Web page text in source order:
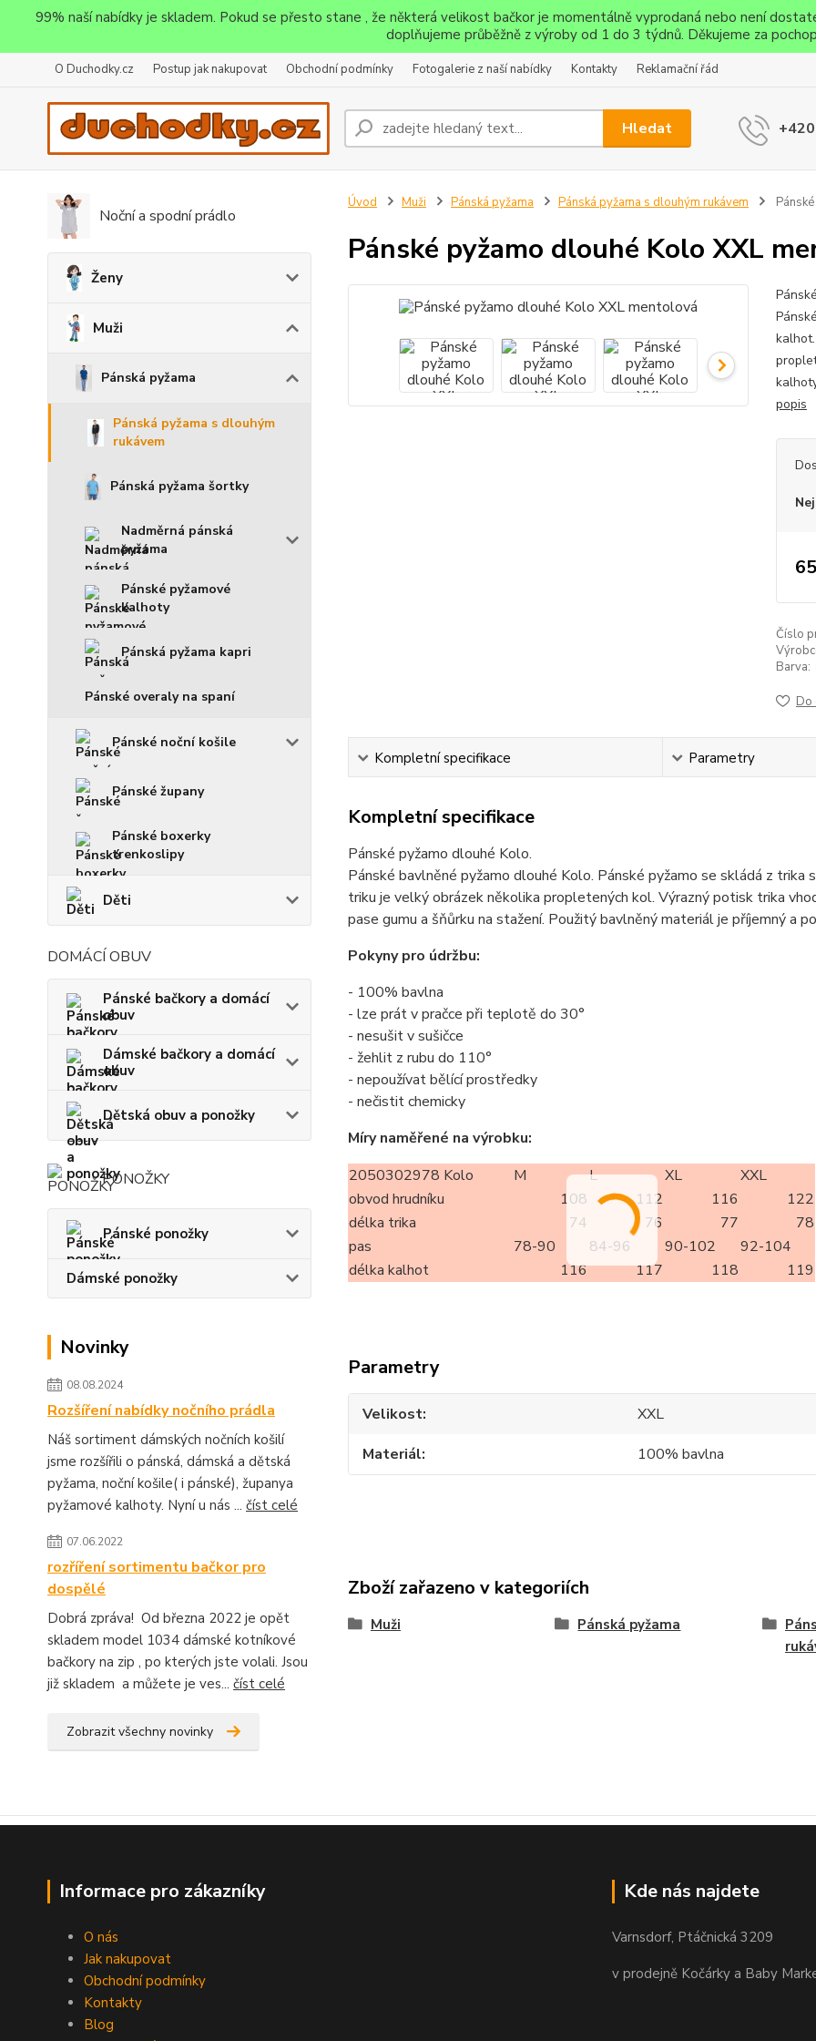
99% naší nabídky je skladem. Pokud se přesto stane , že některá velikost bačkor je momentálně vyprodaná nebo není
doplňujeme průběžně z výroby od 1 do 3 týdnů. Děkujeme za
O Duchodky.cz Postup jak nakupovat Obchodní podmínky Fotogalerie z naší nabídky Kontakty Reklamační řád
Hledat
Noční a spodní prádlo
Ženy
Muži
Pánská pyžama
Pánská pyžama s dlouhým
rukávem
Pánská pyžama šortky
Nadměrná pánská
pyžama
Pánské pyžamové
kalhoty
Pánská pyžama kapri
Pánské overaly na spaní
Pánské noční košile
Pánské župany
Pánské boxerky
trenkoslipy
Děti
DOMÁCÍ OBUV
Pánské bačkory a domácí
obuv
Dámské bačkory a domácí
obuv
Dětská obuv a ponožky
PONOŽKY
Pánské ponožky
Dámské ponožky
Novinky
08.08.2024
Rozšíření nabídky nočního prádla
Náš sortiment dámských nočních košilí
jsme rozšířili o pánská, dámská a dětská
pyžama, noční košile( i pánské), županya
pyžamové kalhoty. Nyní u nás ... číst celé
07.06.2022
rozříření sortimentu bačkor pro
dospělé
Dobrá zpráva! Od března 2022 je opět
skladem model 1034 dámské kotníkové
bačkory na zip , po kterých jste volali. Jsou
již skladem a můžete je ves... číst celé
Zobrazit všechny novinky
Úvod Muži Pánská pyžama Pánská pyžama s dlouhým rukávem
Pánské pyžamo dlouhé Kolo XXL
popis
Číslo
Barva:
Do
Kompletní specifikace Parametry
Kompletní specifikace
Pánské pyžamo dlouhé Kolo.
Pánské bavlněné pyžamo dlouhé Kolo. Pánské pyžamo se skládá z
triku je velký obrázek několika propletených kol. Výrazný potisk trika
pase gumu a šňůrku na stažení. Použitý bavlněný materiál je příjemný a
Pokyny pro údržbu:
- 100% bavlna
- lze prát v pračce při teplotě do 30°
- nesušit v sušičce
- žehlit z rubu do 110°
- nepoužívat bělící prostředky
- nečistit chemicky
Míry naměřené na výrobku:
2050302978 Kolo
M L XL
XXL
obvod hrudníku
108 112 116
122
délka trika
74 76 77
78
pas
78-90 84-96 90-102
92-104
délka kalhot
116 117 118 119
Parametry
Velikost
XXL
Materiál
100% bavlna
Zboží zařazeno v kategoriích
Muži Pánská pyžama
Informace pro zákazníky
O nás
Jak nakupovat
Obchodní podmínky
Kontakty
Blog
Kde nás najdete
Varnsdorf, Ptáčnická 3209
v prodejně Kočárky a Baby